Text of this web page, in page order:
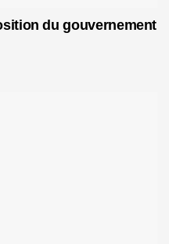
du gouvernement